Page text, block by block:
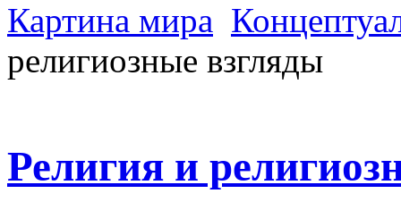
Картина мира
религиозные взгляды
Религия и